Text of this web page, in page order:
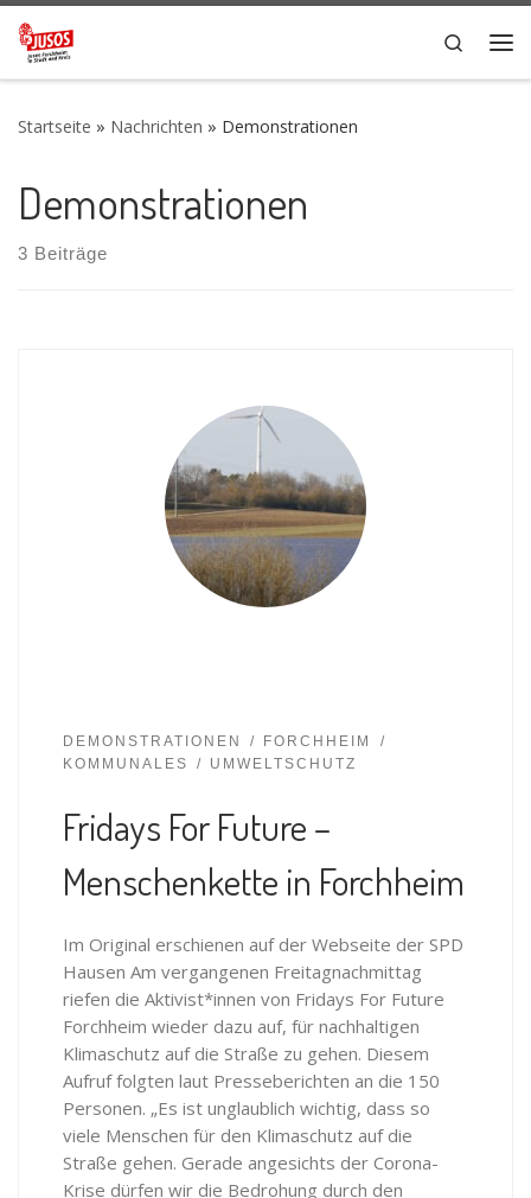
Zum Inhalt springen
Search
Startseite » Nachrichten » Demonstrationen
Demonstrationen
3 Beiträge
DEMONSTRATIONEN
FORCHHEIM
KOMMUNALES
UMWELTSCHUTZ
Fridays For Future –
Menschenkette in Forchheim
Im Original erschienen auf der Webseite der SPD
Hausen Am vergangenen Freitagnachmittag
riefen die Aktivist*innen von Fridays For Future
Forchheim wieder dazu auf, für nachhaltigen
Klimaschutz auf die Straße zu gehen. Diesem
Aufruf folgten laut Presseberichten an die 150
Personen. „Es ist unglaublich wichtig, dass so
viele Menschen für den Klimaschutz auf die
Straße gehen. Gerade angesichts der Corona-
Krise dürfen wir die Bedrohung durch den